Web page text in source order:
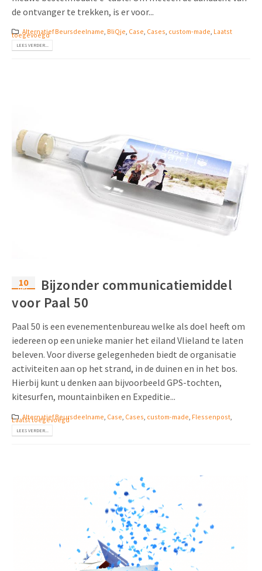
de ontvanger te trekken, is er voor...
Alternatief Beursdeelname, BliQje, Case, Cases, custom-made, Laatst
toegevoegd
LEES VERDER...
10
dec
Bijzonder communicatiemiddel
voor Paal 50
Paal 50 is een evenementenbureau welke als doel heeft om
iedereen op een unieke manier het eiland Vlieland te laten
beleven. Voor diverse gelegenheden biedt de organisatie
activiteiten aan op het strand, in de duinen en in het bos.
Hierbij kunt u denken aan bijvoorbeeld GPS-tochten,
kitesurfen, mountainbiken en Expeditie...
Alternatief Beursdeelname Case Cases custom-made Flessenpost,
Laatst toegevoegd
LEES VERDER...